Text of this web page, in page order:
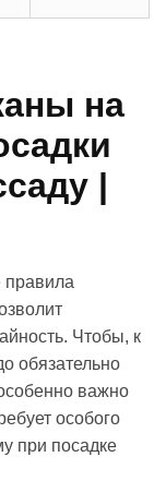
на
|
правила
Чтобы, к
обязательно
важно
особого
при посадке